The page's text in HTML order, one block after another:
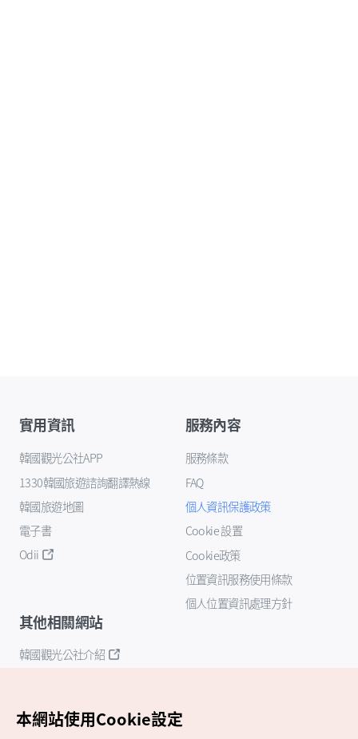
實用資訊
韓國觀光公社APP
1330韓國旅遊諮詢翻譯熱線
韓國旅遊地圖
電子書
Odii
服務內容
服務條款
FAQ
個人資訊保護政策
Cookie 設置
Cookie政策
位置資訊服務使用條款
個人位置資訊處理方針
其他相關網站
韓國觀光公社介紹
本網站使用Cookie設定